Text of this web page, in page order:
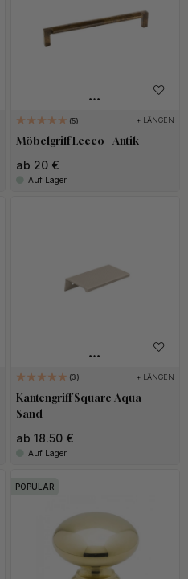
5 + LÄNGEN
Möbelgriff Lecco - Antik
ab 20 €
Auf Lager
3 + LÄNGEN
Kantengriff Square Aqua -
Sand
ab 18.50 €
Auf Lager
POPULAR